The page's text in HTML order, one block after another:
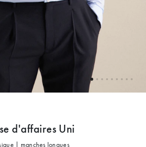
d'affaires Uni
| manches longues